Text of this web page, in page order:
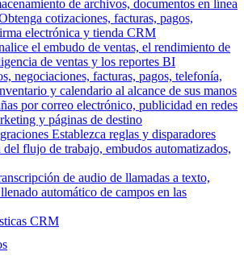
de archivos, documentos en línea
cotizaciones, facturas, pagos,
electrónica y tienda CRM
el embudo de ventas, el rendimiento de
de ventas y los reportes BI
negociaciones, facturas, pagos, telefonía,
y calendario al alcance de sus manos
por correo electrónico, publicidad en redes
y páginas de destino
Establezca reglas y disparadores
flujo de trabajo, embudos automatizados,
de audio de llamadas a texto,
automático de campos en las
CRM